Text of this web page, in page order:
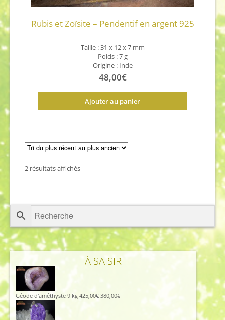
Rubis et Zoïsite – Pendentif en argent 925
Taille : 31 x 12 x 7 mm
Poids : 7 g
Origine : Inde
48,00€
Ajouter au panier
2 résultats affichésTrié
au
ancien
À SAISIR
Géode d'améthyste 9 kg 425,00€ Le
380,00€Le